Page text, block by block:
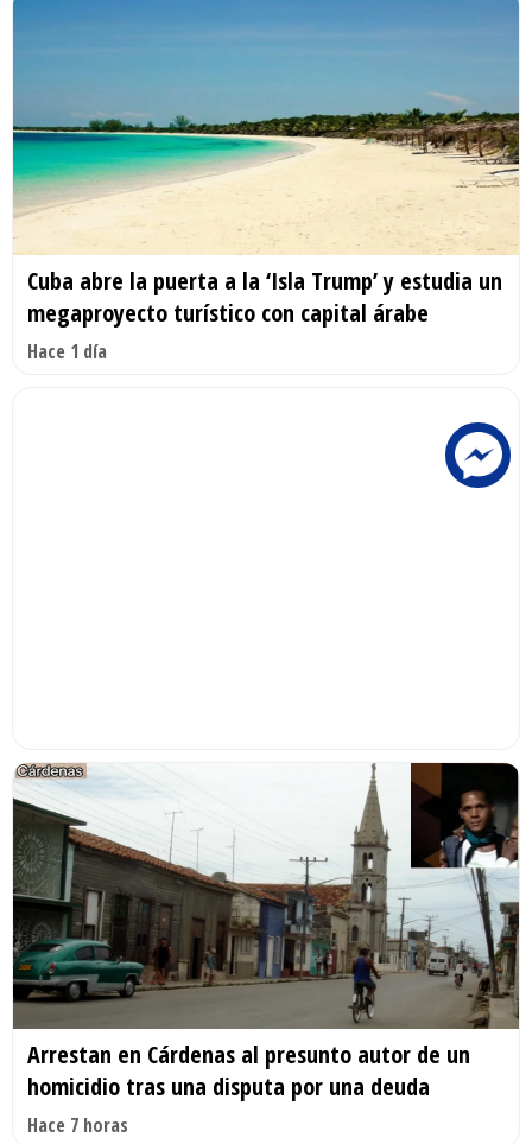
Cuba abre la puerta a la ‘Isla Trump’ y estudia un
megaproyecto turístico con capital árabe
Hace 1 día
Arrestan en Cárdenas al presunto autor de un
homicidio tras una disputa por una deuda
Hace 7 horas